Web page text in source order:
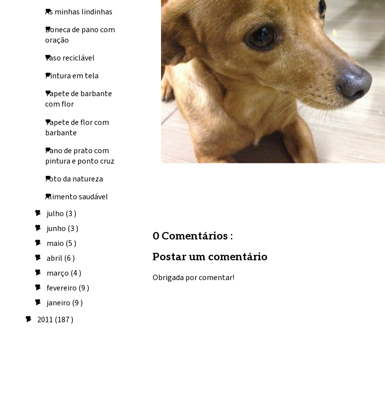
As minhas lindinhas
Boneca de pano com
oração
Vaso reciclável
Pintura em tela
Tapete de barbante
com flor
Tapete de flor com
barbante
Pano de prato com
pintura e ponto cruz
Foto da natureza
Alimento saudável
► julho (3 )
► junho (3 )
► maio (5 )
►abril (6 )
► março (4 )
►fevereiro (9 )
► janeiro (9 )
► 2011 (187 )
0 Comentários :
Postar um comentário
Obrigada por comentar!